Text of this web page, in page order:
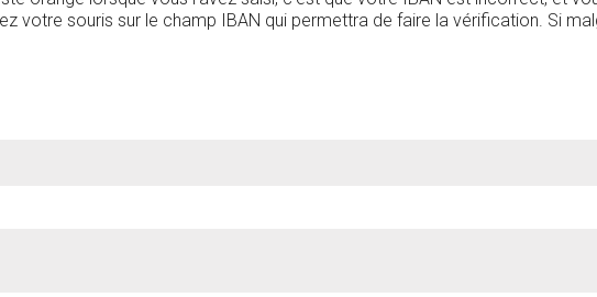
votre souris sur le champ IBAN qui permettra de faire la vérification. Si